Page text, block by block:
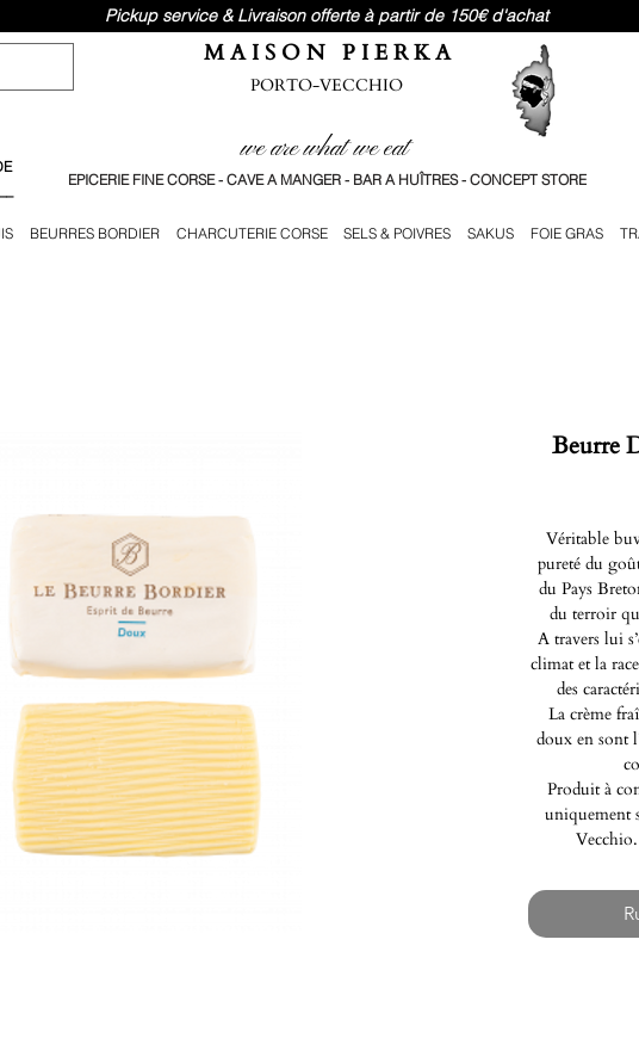
Pickup service & Livraison offerte à partir de 150€ d'achat
M A I S O N P I E R K A
PORTO-VECCHIO
we are what we eat
EPICERIE FINE CORSE - CAVE A MANGER - BAR A HUÎTRES - CONCEPT STORE
BEURRES BORDIER CHARCUTERIE CORSE SELS & POIVRES SAKUS FOIE GRAS
Beurre
Véritable
pureté du
du Pays
du terroir
A travers lui
climat et la
des
La crème
doux en sont
Produit à
uniquement